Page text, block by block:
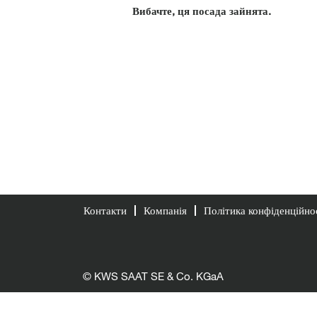
Вибачте, ця посада зайнята.
Контакти Компанія Політика
© KWS SAAT SE & Co. KGaA